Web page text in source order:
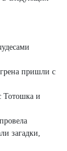
пришли с
Тотошка и
загадки,